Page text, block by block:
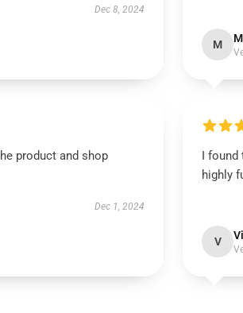
Dec 8, 2024
M
product and shop
Dec 1, 2024
I found
highly
V